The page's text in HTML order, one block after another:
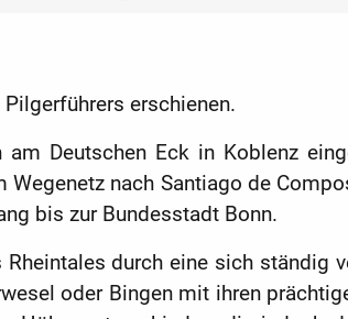
erschienen.
Deutschen Eck in Koblenz
nach Santiago de
bis zur Bundesstadt Bonn.
durch eine sich ständig
oder Bingen mit ihren